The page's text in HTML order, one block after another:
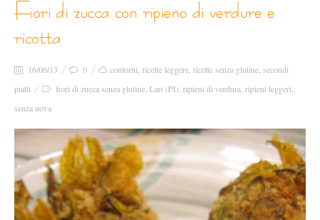
fiori di zucca con ripieno di verdure e
ricotta
16/06/13 0 contorni ricette leggere ricette senza glutine secondi
piatti
fiori di zucca senza glutine Lari (PI) ripieni di verdura ripieni leggeri
senza uova